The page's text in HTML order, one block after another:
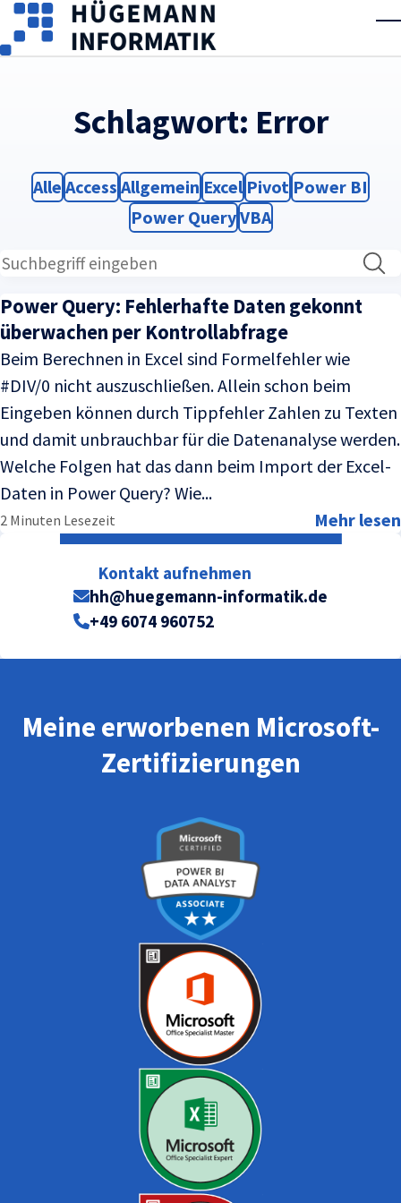
Skip to main content
Schlagwort: Error
Filter
Alle Filter
Access Filter
Allgemein Filter
Excel Filter
Pivot Filter
Power BI
Filter
Power QueryFilter
VBA
Power Query: Fehlerhafte Daten gekonnt
überwachen per Kontrollabfrage
Beim Berechnen in Excel sind Formelfehler wie
#DIV/0 nicht auszuschließen. Allein schon beim
Eingeben können durch Tippfehler Zahlen zu Texten
und damit unbrauchbar für die Datenanalyse werden.
Welche Folgen hat das dann beim Import der Excel-
Daten in Power Query? Wie...
2 Minuten Lesezeit Mehr lesen
Kontakt aufnehmen
hh@huegemann-informatik.de
+49 6074 960752
Meine erworbenen Microsoft-
Zertifizierungen